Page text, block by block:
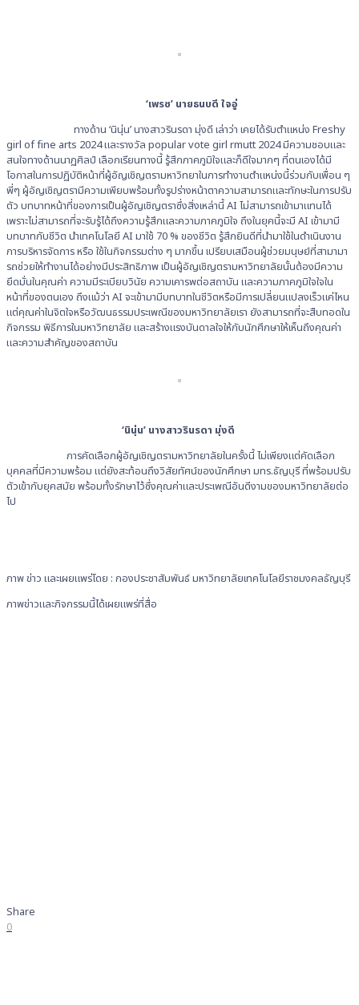
‘เพรช’ นายธนบดี ใจอู่
ทางด้าน ‘นินุ่น’ นางสาวรินรดา มุ่งดี เล่าว่า เคยได้รับตำแหน่ง Freshy
girl of fine arts 2024 และรางวัล popular vote girl rmutt 2024 มีความชอบและ
สนใจทางด้านนาฏศิลป์ เลือกเรียนทางนี้ รู้สึกภาคภูมิใจและก็ดีใจมากๆ ที่ตนเองได้มี
โอกาสในการปฏิบัติหน้าที่ผู้อัญเชิญตรามหาวิทยาในการทำงานตำแหน่งนี้ร่วมกับเพื่อน ๆ
พี่ๆ ผู้อัญเชิญตรามีความเพียบพร้อมทั้งรูปร่างหน้าตาความสามารถและทักษะในการปรับ
ตัว บทบาทหน้าที่ของการเป็นผู้อัญเชิญตราซึ่งสิ่งเหล่านี้ AI ไม่สามารถเข้ามาแทนได้
เพราะไม่สามารถที่จะรับรู้ได้ถึงความรู้สึกและความภาคภูมิใจ ถึงในยุคนี้จะมี AI เข้ามามี
บทบาทกับชีวิต นำเทคโนโลยี AI มาใช้ 70 % ของชีวิต รู้สึกยินดีที่นำมาใช้ในดำเนินงาน
การบริหารจัดการ หรือ ใช้ในกิจกรรมต่าง ๆ มากขึ้น เปรียบเสมือนผู้ช่วยมนุษย์ที่สามามา
รถช่วยให้ทำงานได้อย่างมีประสิทธิภาพ เป็นผู้อัญเชิญตรามหาวิทยาลัยนั้นต้องมีความ
ยึดมั่นในคุณค่า ความมีระเบียบวินัย ความเคารพต่อสถาบัน และความภาคภูมิใจใจใน
หน้าที่ของตนเอง ถึงแม้ว่า AI จะเข้ามามีบทบาทในชีวิตหรือมีการเปลี่ยนแปลงเร็วแค่ไหน
แต่คุณค่าในจิตใจหรือวัฒนธรรมประเพณีของมหาวิทยาลัยเรา ยังสามารถที่จะสืบทอดใน
กิจกรรม พิธีการในมหาวิทยาลัย และสร้างแรงบันดาลใจให้กับนักศึกษาให้เห็นถึงคุณค่า
และความสำคัญของสถาบัน
‘นินุ่น’ นางสาวรินรดา มุ่งดี
การคัดเลือกผู้อัญเชิญตรามหาวิทยาลัยในครั้งนี้ ไม่เพียงแต่คัดเลือก
บุคคลที่มีความพร้อม แต่ยังสะท้อนถึงวิสัยทัศน์ของนักศึกษา มทร.ธัญบุรี ที่พร้อมปรับ
ตัวเข้ากับยุคสมัย พร้อมทั้งรักษาไว้ซึ่งคุณค่าและประเพณีอันดีงามของมหาวิทยาลัยต่อ
ไป
ภาพ ข่าว และเผยแพร่โดย : กองประชาสัมพันธ์ มหาวิทยาลัยเทคโนโลยีราชมงคลธัญบุรี
ภาพข่าวและกิจกรรมนี้ได้เผยแพร่ที่สื่อ
Share
0